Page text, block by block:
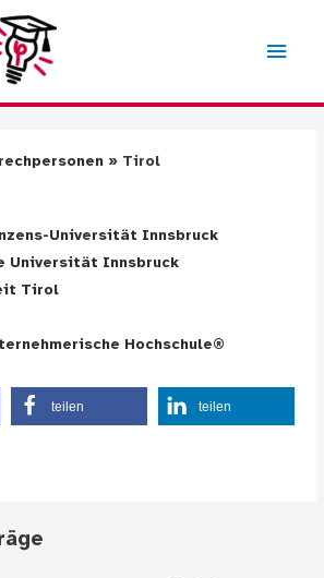
Tirol
Universität Innsbruck
Universität Innsbruck
Tirol
Hochschule®
teilen teilen